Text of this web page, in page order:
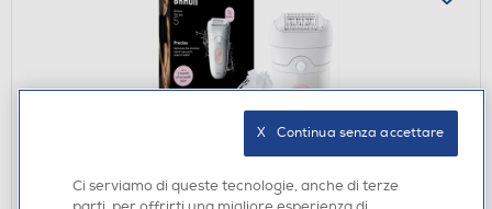
BRAUN - Epilatore Wet & Dry LEGEPIL SE5-011
Ci serviamo di queste tecnologie, anche di terze
X   Continua senza accettare